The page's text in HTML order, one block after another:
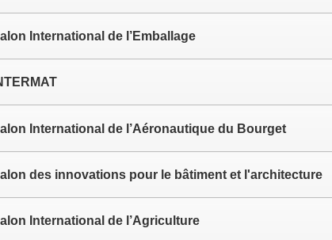
International de l’Emballage
International de l’Aéronautique du Bourget
des innovations pour le bâtiment et l'architecture
International de l’Agriculture